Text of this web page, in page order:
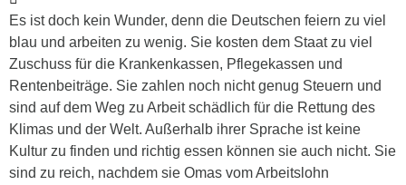
Es ist doch kein Wunder, denn die Deutschen feiern zu viel
blau und arbeiten zu wenig. Sie kosten dem Staat zu viel
Zuschuss für die Krankenkassen, Pflegekassen und
Rentenbeiträge. Sie zahlen noch nicht genug Steuern und
sind auf dem Weg zu Arbeit schädlich für die Rettung des
Klimas und der Welt. Außerhalb ihrer Sprache ist keine
Kultur zu finden und richtig essen können sie auch nicht. Sie
sind zu reich, nachdem sie Omas vom Arbeitslohn